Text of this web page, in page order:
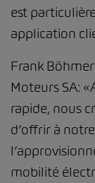
est
application
Frank
Moteurs SA:
rapide, nous
d’offrir à
mobilité